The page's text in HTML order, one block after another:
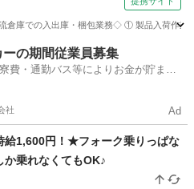
り◎1食300円～社員食堂利用可
倉庫での入出庫・梱包業務◇ ① 製品入荷作
ーの期間従業員募集
費・通勤バス等によりお金が貯まり
社 Ad
給1,600円！★フォーク乗りっぱな
乗れなくてもOK♪